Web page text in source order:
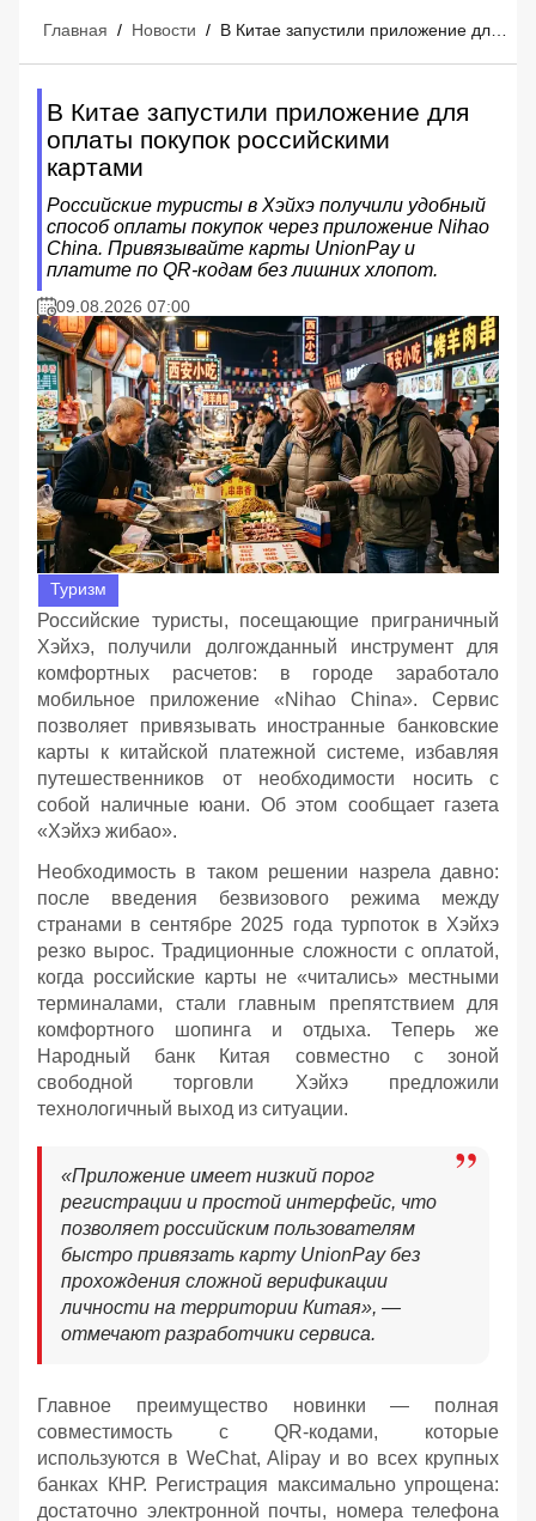
Главная / Новости /
В Китае запустили приложение для
оплаты покупок российскими
картами
Российские туристы в Хэйхэ получили удобный
способ оплаты покупок через приложение Nihao
China. Привязывайте карты UnionPay и
платите по QR-кодам без лишних хлопот.
09.08.2026 07:00
Туризм
Российские туристы, посещающие приграничный
Хэйхэ, получили долгожданный инструмент для
комфортных расчетов: в городе заработало
мобильное приложение «Nihao China». Сервис
позволяет привязывать иностранные банковские
карты к китайской платежной системе, избавляя
путешественников от необходимости носить с
собой наличные юани. Об этом сообщает газета
«Хэйхэ жибао».
Необходимость в таком решении назрела давно:
после введения безвизового режима между
странами в сентябре 2025 года турпоток в Хэйхэ
резко вырос. Традиционные сложности с оплатой,
когда российские карты не «читались» местными
терминалами, стали главным препятствием для
комфортного шопинга и отдыха. Теперь же
Народный банк Китая совместно с зоной
свободной торговли Хэйхэ предложили
технологичный выход из ситуации.
«Приложение имеет низкий порог
регистрации и простой интерфейс, что
позволяет российским пользователям
быстро привязать карту UnionPay без
прохождения сложной верификации
личности на территории Китая», —
отмечают разработчики сервиса.
Главное преимущество новинки — полная
совместимость с QR-кодами, которые
используются в WeChat, Alipay и во всех крупных
банках КНР. Регистрация максимально упрощена:
достаточно электронной почты, номера телефона